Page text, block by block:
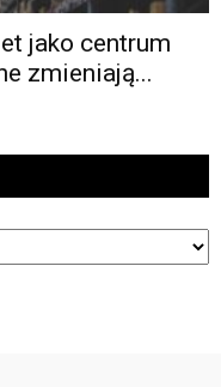
jako centrum
zmieniają...